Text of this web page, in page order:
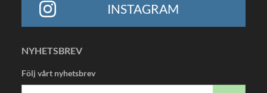
INSTAGRAM
NYHETSBREV
Följ vårt nyhetsbrev